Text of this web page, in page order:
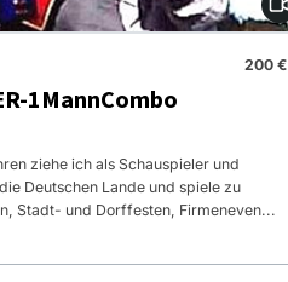
200 €
1MannCombo
ziehe ich als Schauspieler und
Deutschen Lande und spiele zu
Stadt- und Dorffesten, Firmeneven...